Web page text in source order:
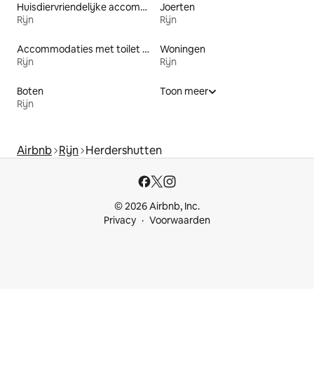
Huisdiervriendelijke accommodaties
Rijn
Joerten
Rijn
Accommodaties met toilet op toegankelijke hoogte
Rijn
Woningen
Rijn
Boten
Rijn
Toon meer
Airbnb Rijn Herdershutten
© 2026 Airbnb, Inc.
Privacy
Voorwaarden